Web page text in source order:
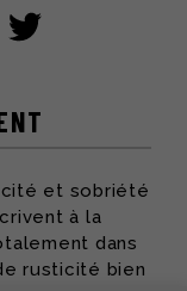
et sobriété
à la
dans
rusticité bien